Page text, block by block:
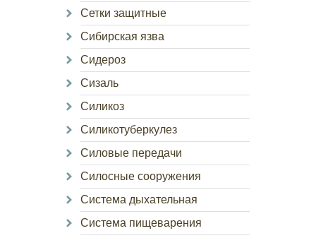
Сетки защитные
Сибирская язва
Сидероз
Сизаль
Силикоз
Силикотуберкулез
Силовые передачи
Силосные сооружения
Система дыхательная
Система пищеварения